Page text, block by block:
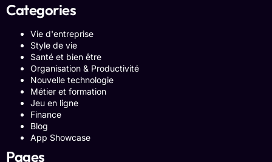
Categories
Vie d'entreprise
Style de vie
Santé et bien être
Organisation & Productivité
Nouvelle technologie
Métier et formation
Jeu en ligne
Finance
Blog
App Showcase
Pages